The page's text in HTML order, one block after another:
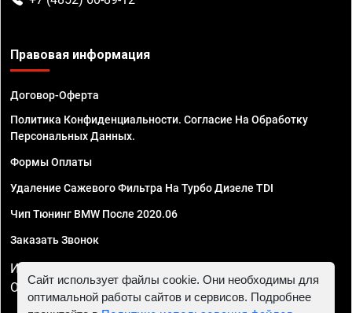
Правовая информация
Договор-Оферта
Политика Конфиденциальности. Согласие На Обработку
Персональных Данных.
Формы Оплаты
Удаление Сажевого Фильтра На Турбо Дизеле TDI
Чип Тюнинг BMW После 2020.06
Заказать Звонок
ИП Смирнов Георгий Павлович. ИНН 781302555843,
ОГРНИП 324470400032610
Сайт использует файлы cookie. Они необходимы для
оптимальной работы сайтов и сервисов. Подробнее